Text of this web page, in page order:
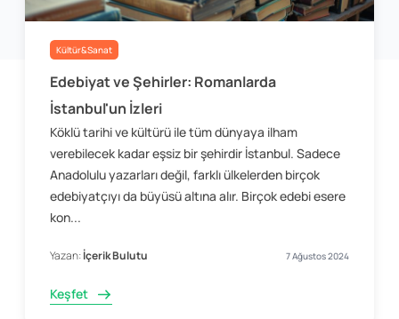
Kültür&Sanat
Edebiyat ve Şehirler: Romanlarda
İstanbul'un İzleri
Köklü tarihi ve kültürü ile tüm dünyaya ilham
verebilecek kadar eşsiz bir şehirdir İstanbul. Sadece
Anadolulu yazarları değil, farklı ülkelerden birçok
edebiyatçıyı da büyüsü altına alır. Birçok edebi esere
kon...
Yazan:İçerik Bulutu 7 Ağustos 2024
Keşfet